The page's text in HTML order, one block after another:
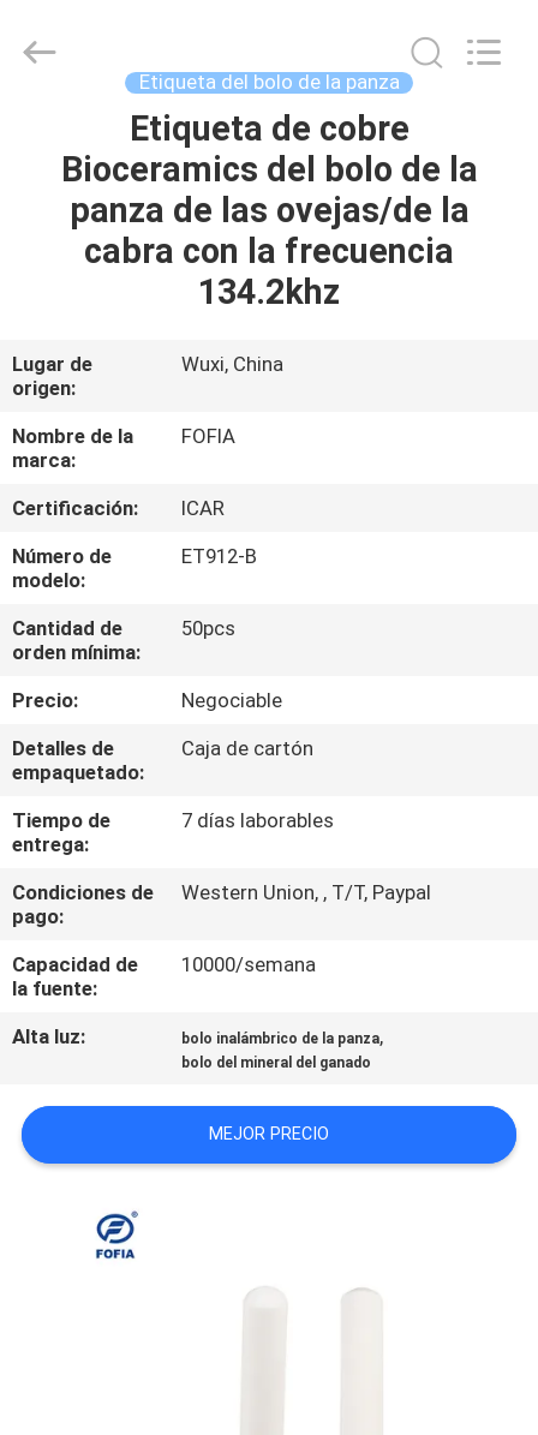
PRODUCTOS
SOBRE
NOSOTROS
VIAJE
DE
LA
FÁBRICA
DE
CALIDAD
ÉNTRENOS
CONTACTO
CON
NOTICIAS
PIDA
UNA
Technology
Etiqueta del bolo de la panza
Etiqueta de cobre
Bioceramics del bolo de la
panza de las ovejas/de la
cabra con la frecuencia
134.2khz
Lugar de
origen:
Wuxi, China
Nombre de la
marca:
FOFIA
Certificación:
ICAR
Número de
modelo:
ET912-B
Cantidad de
orden mínima:
50pcs
Precio:
Negociable
Detalles de
empaquetado:
Caja de cartón
Tiempo de
entrega:
7 días laborables
Condiciones de
pago:
Western Union, , T/T, Paypal
Capacidad de
la fuente:
10000/semana
Alta luz: bolo inalámbrico de la panza,
bolo del mineral del ganado
MEJOR PRECIO